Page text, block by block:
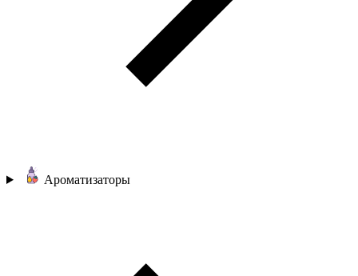
Ароматизаторы